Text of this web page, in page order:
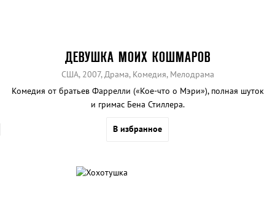
ДЕВУШКА МОИХ КОШМАРОВ
США, 2007, Драма, Комедия, Мелодрама
Комедия от братьев Фаррелли («Кое-что о Мэри»), полная шуток
и гримас Бена Стиллера.
В избранное